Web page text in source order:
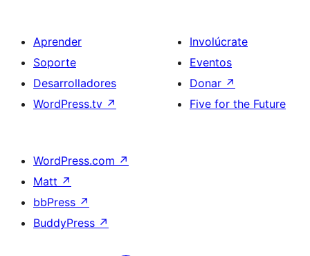
Aprender
Soporte
Desarrolladores
WordPress.tv ↗
Involúcrate
Eventos
Donar ↗
Five for the Future
WordPress.com ↗
Matt ↗
bbPress ↗
BuddyPress ↗